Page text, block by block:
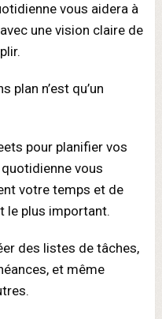
vous aidera à
une vision claire de
plan n’est qu’un
pour planifier vos
vous
votre temps et de
le plus important.
des listes de tâches,
et même